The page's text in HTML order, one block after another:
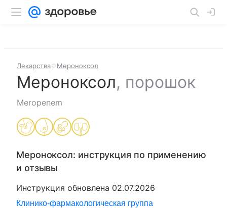
Лекарства Мероноксол
Мероноксол, порошок
Meropenem
Мероноксол: инструкция по применению
и отзывы
Инструкция обновлена 02.07.2026
Клинико-фармакологическая группа